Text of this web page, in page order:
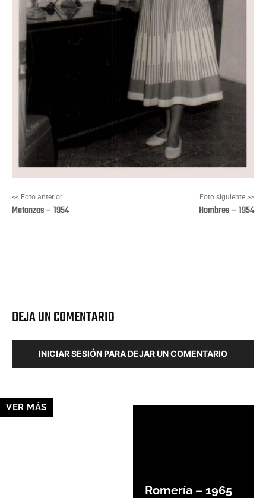
<< Foto anterior
Matanzas – 1954
Foto siguiente >>
Hombres – 1954
DEJA UN COMENTARIO
INICIAR SESIÓN PARA DEJAR UN COMENTARIO
VER MÁS
Romería – 1965